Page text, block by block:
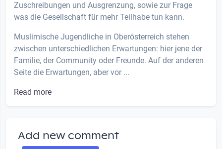
Zuschreibungen und Ausgrenzung, sowie zur Frage
was die Gesellschaft für mehr Teilhabe tun kann.
Muslimische Jugendliche in Oberösterreich stehen
zwischen unterschiedlichen Erwartungen: hier jene der
Familie, der Community oder Freunde. Auf der anderen
Seite die Erwartungen, aber vor ...
Read more
Add new comment